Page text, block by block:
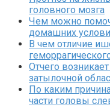
головного мозга
Чем можно
домашних
В чем отличие
Отчего
затылочной
По каким
части головы